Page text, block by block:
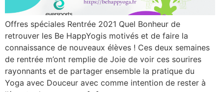
Offres spéciales Rentrée 2021 Quel Bonheur de
retrouver les Be HappYogis motivés et de faire la
connaissance de nouveaux élèves ! Ces deux semaines
de rentrée m’ont remplie de Joie de voir ces sourires
rayonnants et de partager ensemble la pratique du
Yoga avec Douceur avec comme intention de rester à